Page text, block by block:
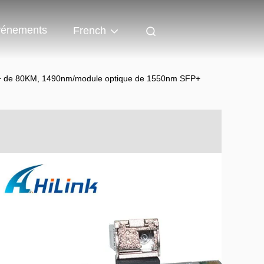
French
80KM, 1490nm/module optique de 1550nm SFP+